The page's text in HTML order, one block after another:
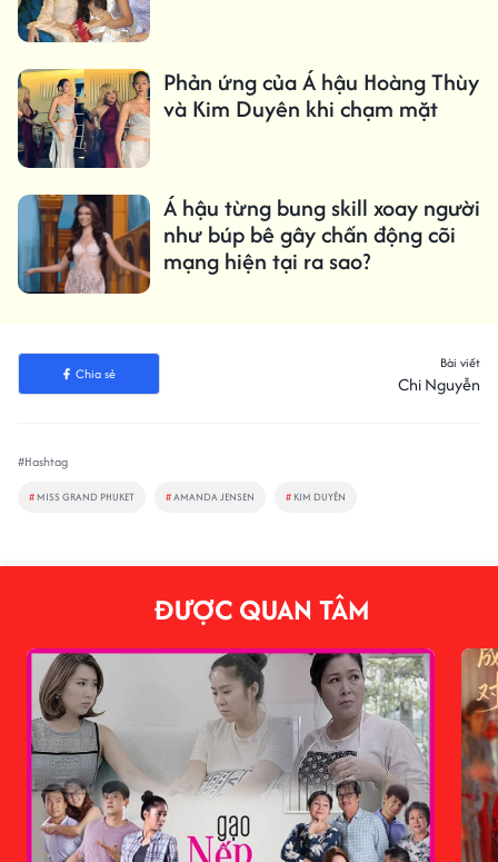
Phản ứng của Á hậu Hoàng Thùy
và Kim Duyên khi chạm mặt
Á hậu từng bung skill xoay người
như búp bê gây chấn động cõi
mạng hiện tại ra sao?
Chia sẻ
Bài viết
Chi Nguyễn
#Hashtag
# MISS GRAND PHUKET #AMANDA JENSEN # KIM DUYÊN
ĐƯỢC QUAN TÂM